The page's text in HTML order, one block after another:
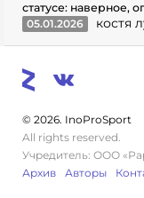
статусе: наверное,
05.01.2026
костя
© 2026. InoProSport
All rights reserved.
Учредитель: ООО
Архив
Авторы